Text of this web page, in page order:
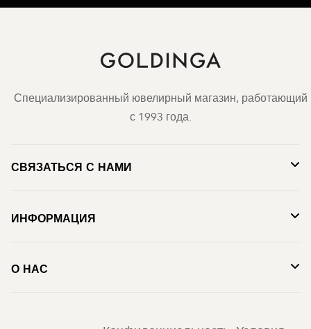
Специализированный ювелирный магазин, работающий
с 1993 года.
СВЯЗАТЬСЯ С НАМИ
ИНФОРМАЦИЯ
О НАС